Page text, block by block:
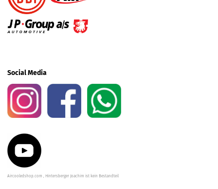
Social Media
Aircooledshop.com , Hintersberger Joachim ist kein Bestandteil